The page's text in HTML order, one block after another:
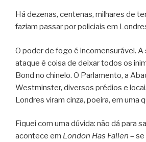
Há dezenas, centenas, milhares de
faziam passar por policiais em
O poder de fogo é incomensurável.
ataque é coisa de deixar todos os
Bond no chinelo. O Parlamento, a
Westminster, diversos prédios e
Londres viram cinza, poeira, em uma
Fiquei com uma dúvida: não dá para
acontece em London Has Fallen –